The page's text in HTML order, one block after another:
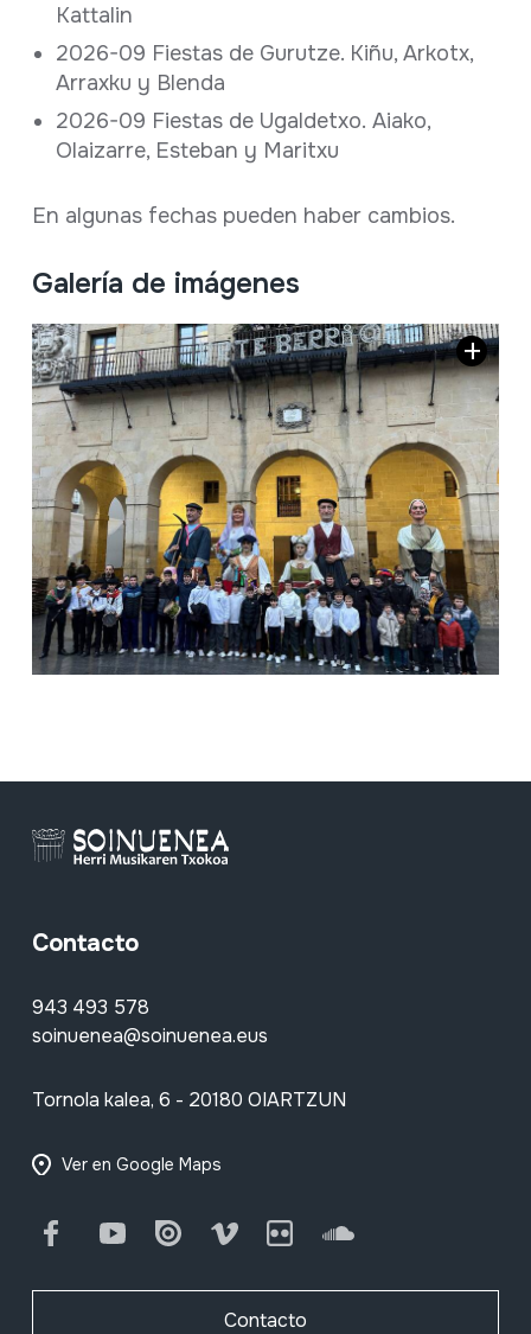
Kattalin
2026-09 Fiestas de Gurutze. Kiñu, Arkotx,
Arraxku y Blenda
2026-09 Fiestas de Ugaldetxo. Aiako,
Olaizarre, Esteban y Maritxu
En algunas fechas pueden haber cambios.
Galería de imágenes
Contacto
943 493 578
soinuenea@soinuenea.eus
Tornola kalea, 6 - 20180 OIARTZUN
Ver en Google Maps
FacebookYoutube Issuu Vimeo Flickr SoundCloud
Contacto